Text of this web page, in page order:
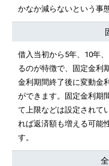
かなか減らないという事
借入当初から5年、10年
るのが特徴で、固定金利
金利期間終了後に変動金
ができます。固定金利期
て上限などは設定されて
れば返済額も増える可能
す。